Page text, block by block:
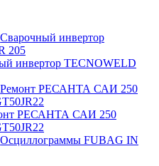
Сварочный инвертор
205
инвертор TECNOWELD
Ремонт РЕСАНТА САИ 250
РЕСАНТА САИ 250
Осциллограммы FUBAG IN